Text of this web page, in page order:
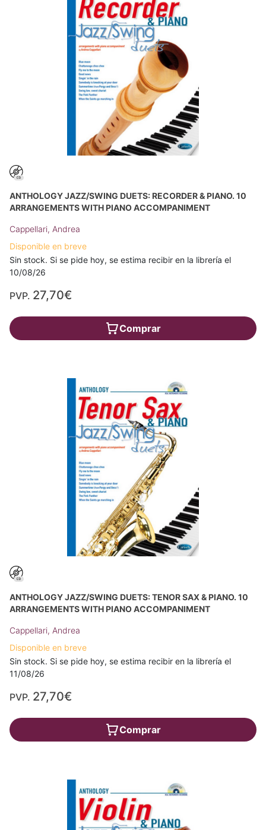
ANTHOLOGY JAZZ/SWING DUETS: RECORDER & PIANO. 10
ARRANGEMENTS WITH PIANO ACCOMPANIMENT
Cappellari, Andrea
Disponible en breve
Sin stock. Si se pide hoy, se estima recibir en la librería el
10/08/26
PVP. 27,70€
Comprar
ANTHOLOGY JAZZ/SWING DUETS: TENOR SAX & PIANO. 10
ARRANGEMENTS WITH PIANO ACCOMPANIMENT
Cappellari, Andrea
Disponible en breve
Sin stock. Si se pide hoy, se estima recibir en la librería el
11/08/26
PVP. 27,70€
Comprar